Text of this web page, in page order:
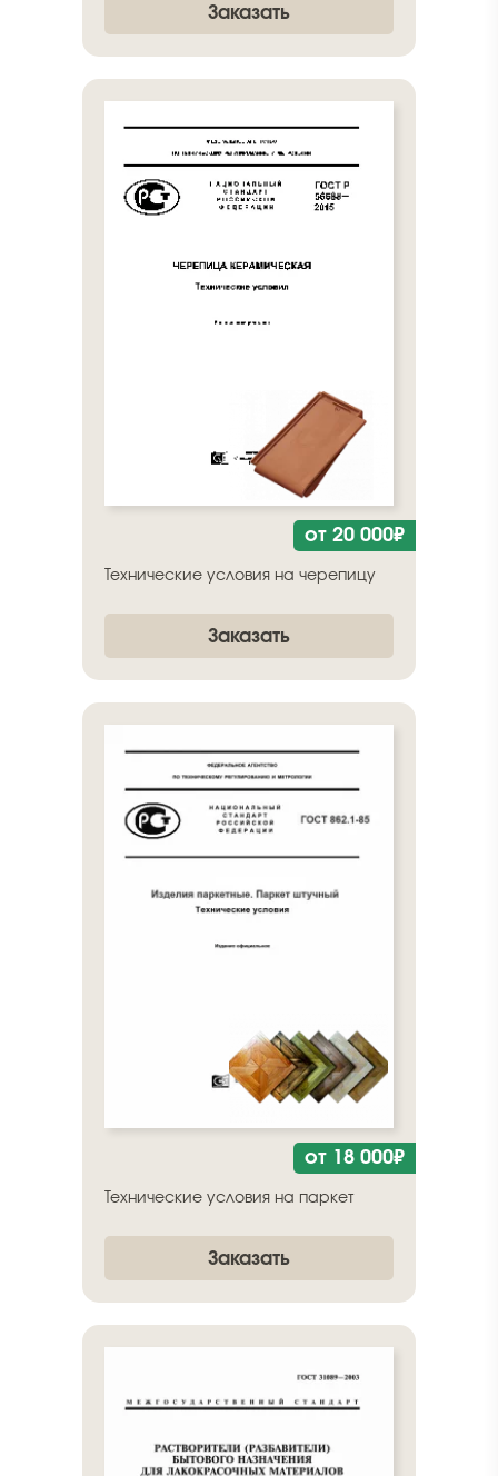
Заказать
от 20 000₽
Технические условия на черепицу
Заказать
от 18 000₽
Технические условия на паркет
Заказать